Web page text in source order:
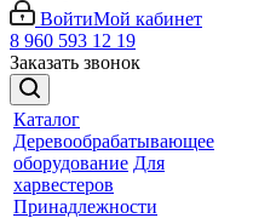
ВойтиМой кабинет
8 960 593 12 19
Заказать звонок
Каталог
Деревообрабатывающее
оборудование Для
харвестеров
Принадлежности